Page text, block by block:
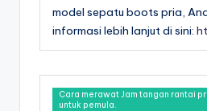
model sepatu boots pria,
informasi lebih lanjut di sini:
Cara merawat Jam tangan rantai
untuk pemula.